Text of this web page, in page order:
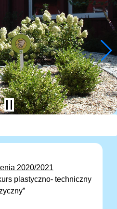
2020/2021
plastyczno- techniczny